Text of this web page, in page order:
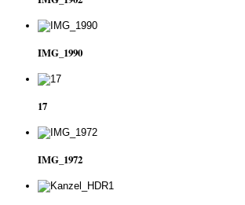
IMG_1990
17
IMG_1972